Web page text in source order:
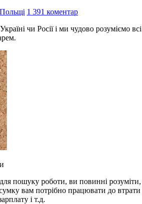
1 391 коментар
чи Росії і ми чудово
пошуку роботи, ви повинні
вам потрібно працювати до
і т.д.